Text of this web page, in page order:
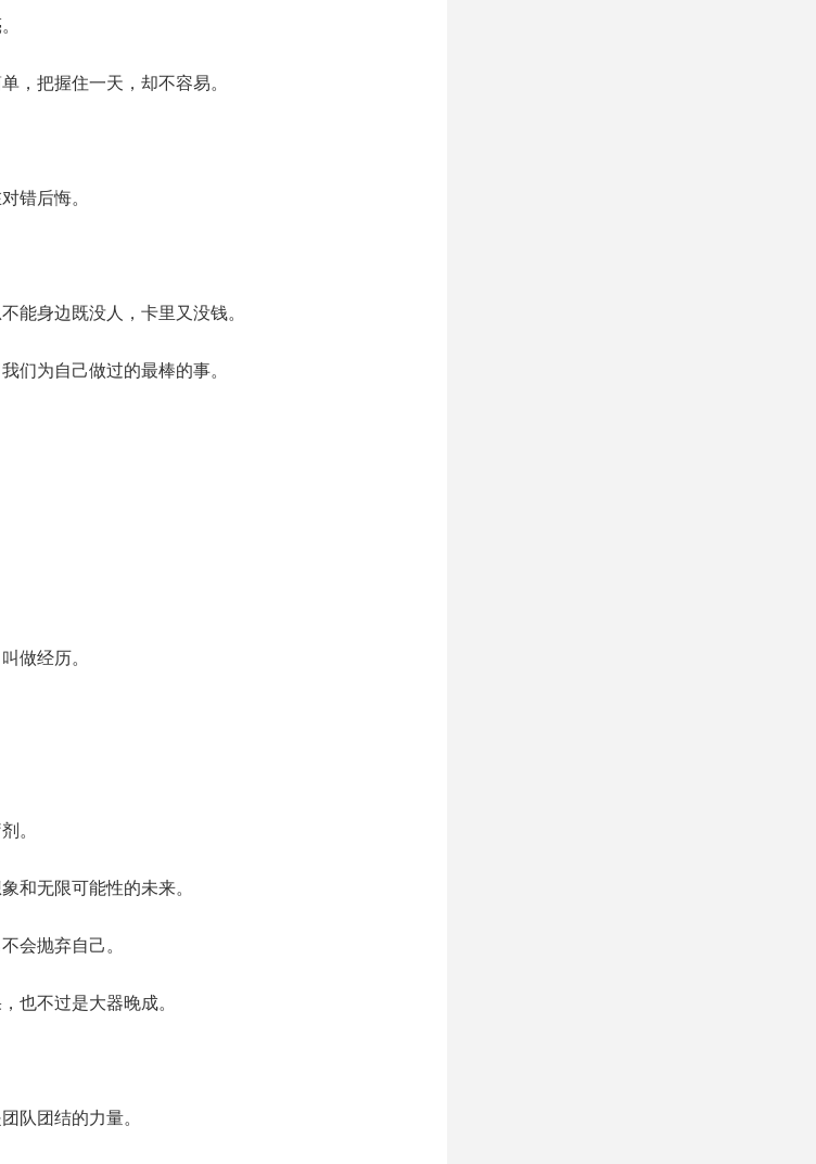
，把握住一天，却不容易。
错后悔。
能身边既没人，卡里又没钱。
们为自己做过的最棒的事。
做经历。
。
和无限可能性的未来。
会抛弃自己。
也不过是大器晚成。
队团结的力量。